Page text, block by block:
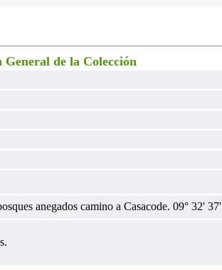
de la Colección
anegados camino a Casacode. 09° 32'